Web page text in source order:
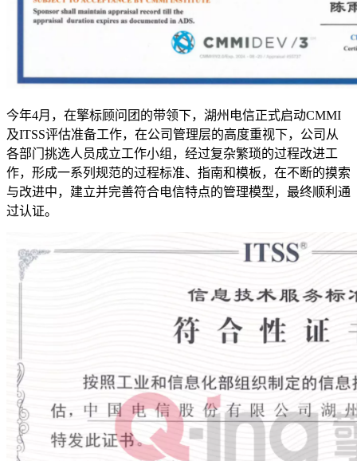
今年4月，在擎标顾问团的带领下，湖州电信正式启动CMMI
及ITSS评估准备工作，在公司管理层的高度重视下，公司从
各部门挑选人员成立工作小组，经过复杂繁琐的过程改进工
作，形成一系列规范的过程标准、指南和模板，在不断的摸索
与改进中，建立并完善符合电信特点的管理模型，最终顺利通
过认证。